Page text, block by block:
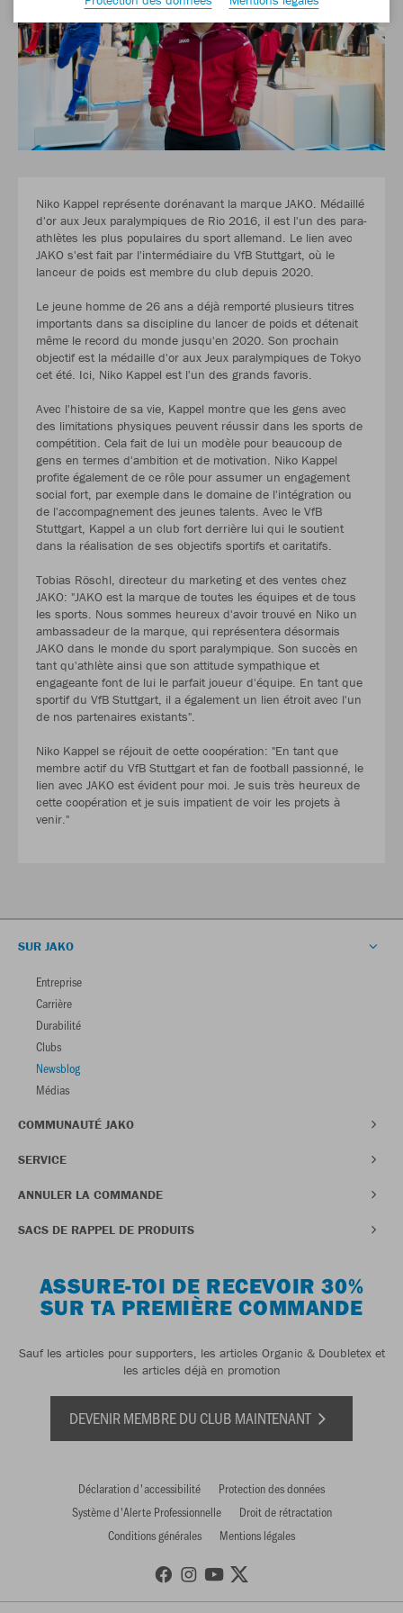
Niko Kappel représente dorénavant la marque JAKO. Médaillé
d'or aux Jeux paralympiques de Rio 2016, il est l'un des para-
athlètes les plus populaires du sport allemand. Le lien avec
JAKO s'est fait par l'intermédiaire du VfB Stuttgart, où le
lanceur de poids est membre du club depuis 2020.
Le jeune homme de 26 ans a déjà remporté plusieurs titres
importants dans sa discipline du lancer de poids et détenait
même le record du monde jusqu'en 2020. Son prochain
objectif est la médaille d'or aux Jeux paralympiques de Tokyo
cet été. Ici, Niko Kappel est l'un des grands favoris.
Avec l'histoire de sa vie, Kappel montre que les gens avec
des limitations physiques peuvent réussir dans les sports de
compétition. Cela fait de lui un modèle pour beaucoup de
gens en termes d'ambition et de motivation. Niko Kappel
profite également de ce rôle pour assumer un engagement
social fort, par exemple dans le domaine de l'intégration ou
de l'accompagnement des jeunes talents. Avec le VfB
Stuttgart, Kappel a un club fort derrière lui qui le soutient
dans la réalisation de ses objectifs sportifs et caritatifs.
Tobias Röschl, directeur du marketing et des ventes chez
JAKO: "JAKO est la marque de toutes les équipes et de tous
les sports. Nous sommes heureux d'avoir trouvé en Niko un
ambassadeur de la marque, qui représentera désormais
JAKO dans le monde du sport paralympique. Son succès en
tant qu'athlète ainsi que son attitude sympathique et
engageante font de lui le parfait joueur d'équipe. En tant que
sportif du VfB Stuttgart, il a également un lien étroit avec l'un
de nos partenaires existants".
Niko Kappel se réjouit de cette coopération: "En tant que
membre actif du VfB Stuttgart et fan de football passionné, le
lien avec JAKO est évident pour moi. Je suis très heureux de
cette coopération et je suis impatient de voir les projets à
venir."
SUR JAKO
Entreprise
Carrière
Durabilité
Clubs
Newsblog
Médias
COMMUNAUTÉ JAKO
SERVICE
ANNULER LA COMMANDE
SACS DE RAPPEL DE PRODUITS
ASSURE-TOI DE RECEVOIR 30%
SUR TA PREMIÈRE COMMANDE
Sauf les articles pour supporters, les articles Organic & Doubletex et
les articles déjà en promotion
DEVENIR MEMBRE DU CLUB MAINTENANT
Déclaration d'accessibilité
Protection des données
Système d'Alerte Professionnelle
Droit de rétractation
Conditions générales
Mentions légales